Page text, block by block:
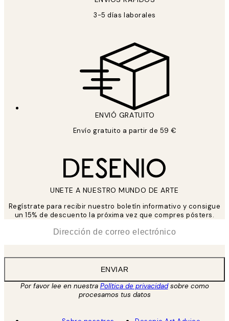
3-5 días laborales
ENVIÓ GRATUITO
Envío gratuito a partir de 59 €
UNETE A NUESTRO MUNDO DE ARTE
Regístrate para recibir nuestro boletín informativo y consigue
un 15% de descuento la próxima vez que compres pósters.
ENVIAR
Por favor lee en nuestra Política de privacidadsobre como
procesamos tus datos